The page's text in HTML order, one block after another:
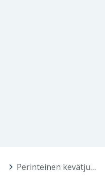
Perinteinen kevätjuhla klo 8.30